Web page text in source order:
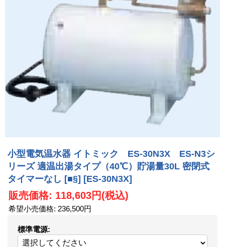
小型電気温水器 イトミック ES-30N3X ES-N3シ
リーズ 適温出湯タイプ（40℃）貯湯量30L 密閉式
タイマーなし [■§] [ES-30N3X]
販売価格: 118,603円(税込)
希望小売価格: 236,500円
標準電源: